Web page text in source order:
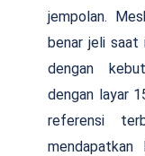
jempolan.
benar jeli saat
dengan
dengan layar
referensi